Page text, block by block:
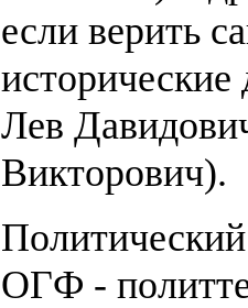
если верить
Лев
Викторович).
ОГФ -